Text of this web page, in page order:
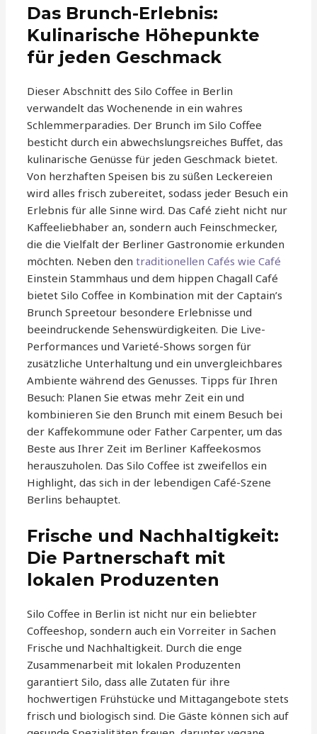
Das Brunch-Erlebnis:
Kulinarische Höhepunkte
für jeden Geschmack
Dieser Abschnitt des Silo Coffee in Berlin
verwandelt das Wochenende in ein wahres
Schlemmerparadies. Der Brunch im Silo Coffee
besticht durch ein abwechslungsreiches Buffet, das
kulinarische Genüsse für jeden Geschmack bietet.
Von herzhaften Speisen bis zu süßen Leckereien
wird alles frisch zubereitet, sodass jeder Besuch ein
Erlebnis für alle Sinne wird. Das Café zieht nicht nur
Kaffeeliebhaber an, sondern auch Feinschmecker,
die die Vielfalt der Berliner Gastronomie erkunden
möchten. Neben dentraditionellen Cafés wie Café
Einstein Stammhaus und dem hippen Chagall Café
bietet Silo Coffee in Kombination mit der Captain’s
Brunch Spreetour besondere Erlebnisse und
beeindruckende Sehenswürdigkeiten. Die Live-
Performances und Varieté-Shows sorgen für
zusätzliche Unterhaltung und ein unvergleichbares
Ambiente während des Genusses. Tipps für Ihren
Besuch: Planen Sie etwas mehr Zeit ein und
kombinieren Sie den Brunch mit einem Besuch bei
der Kaffekommune oder Father Carpenter, um das
Beste aus Ihrer Zeit im Berliner Kaffeekosmos
herauszuholen. Das Silo Coffee ist zweifellos ein
Highlight, das sich in der lebendigen Café-Szene
Berlins behauptet.
Frische und Nachhaltigkeit:
Die Partnerschaft mit
lokalen Produzenten
Silo Coffee in Berlin ist nicht nur ein beliebter
Coffeeshop, sondern auch ein Vorreiter in Sachen
Frische und Nachhaltigkeit. Durch die enge
Zusammenarbeit mit lokalen Produzenten
garantiert Silo, dass alle Zutaten für ihre
hochwertigen Frühstücke und Mittagangebote stets
frisch und biologisch sind. Die Gäste können sich auf